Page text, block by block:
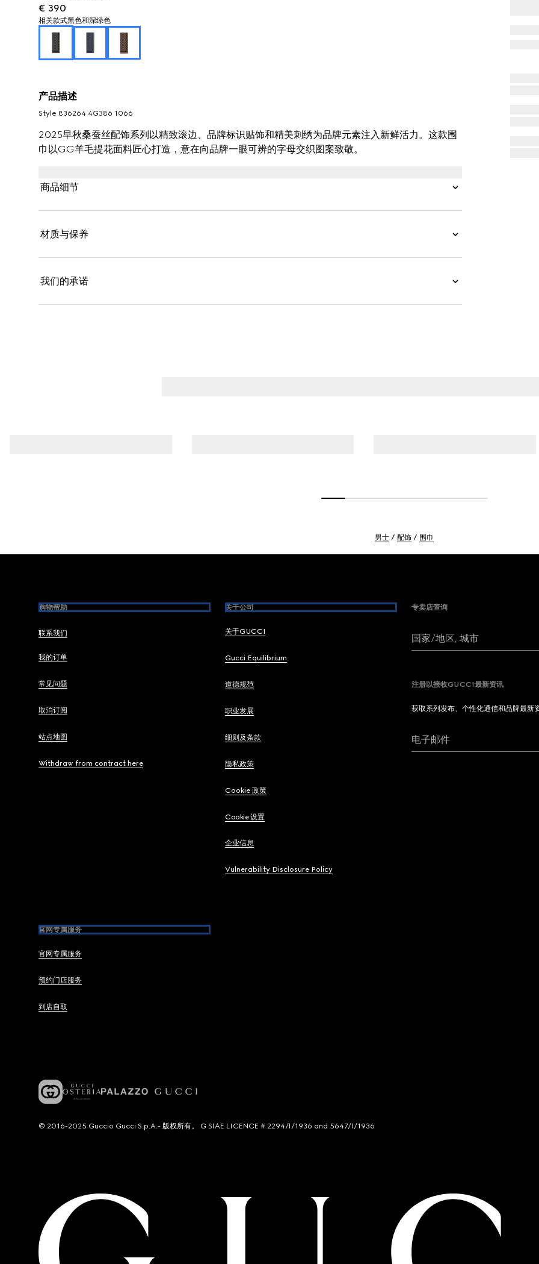
€ 390
相关款式黑色和深绿色
产品描述
Style ‎836264 4G386 1066
2025早秋桑蚕丝配饰系列以精致滚边、品牌标识贴饰和精美刺绣为品牌元素注入新鲜活力。这款围
巾以GG羊毛提花面料匠心打造，意在向品牌一眼可辨的字母交织图案致敬。
商品细节
材质与保养
我们的承诺
男士 配饰 围巾
购物帮助
联系我们
我的订单
常见问题
取消订阅
站点地图
Withdraw from contract here
关于公司
关于GUCCI
Gucci Equilibrium
道德规范
职业发展
细则及条款
隐私政策
Cookie 政策
Cookie 设置
企业信息
Vulnerability Disclosure Policy
官网专属服务
官网专属服务
预约门店服务
到店自取
专卖店查询
国家/地区, 城市
注册以接收GUCCI最新资讯
获取系列发布、个性化通信和品牌最新
电子邮件
© 2016-2025 Guccio Gucci S.p.A.- 版权所有。 G SIAE LICENCE # 2294/I/1936 and 5647/I/1936